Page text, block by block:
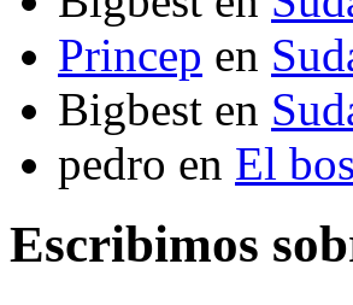
Princep en
Bigbest en
pedro en El
Escribimos